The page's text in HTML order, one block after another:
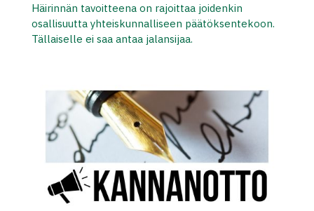
Häirinnän tavoitteena on rajoittaa joidenkin
osallisuutta yhteiskunnalliseen päätöksentekoon.
Tällaiselle ei saa antaa jalansijaa.